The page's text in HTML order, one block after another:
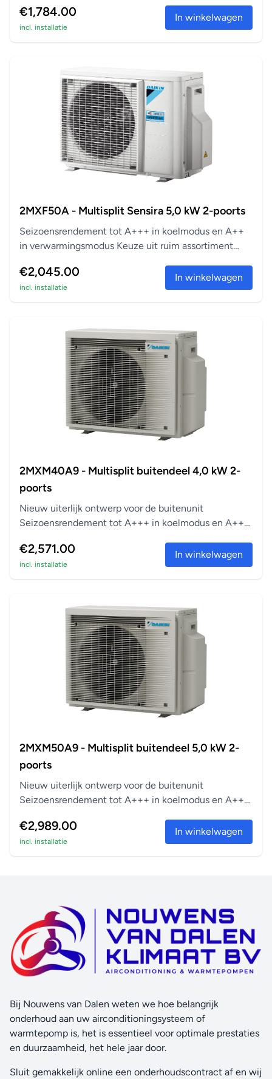
€1,784.00
incl. installatie
In winkelwagen
2MXF50A - Multisplit Sensira 5,0 kW 2-poorts
Seizoensrendement tot A+++ in koelmodus en A++
in verwarmingsmodus Keuze uit ruim assortiment
€2,045.00
incl. installatie
In winkelwagen
2MXM40A9 - Multisplit buitendeel 4,0 kW 2-
poorts
Nieuw uiterlijk ontwerp voor de buitenunit
Seizoensrendement tot A+++ in koelmodus en A++
€2,571.00
incl. installatie
In winkelwagen
2MXM50A9 - Multisplit buitendeel 5,0 kW 2-
poorts
Nieuw uiterlijk ontwerp voor de buitenunit
Seizoensrendement tot A+++ in koelmodus en A++
€2,989.00
incl. installatie
In winkelwagen
Bij Nouwens van Dalen weten we hoe belangrijk
onderhoud aan uw airconditioningsysteem of
warmtepomp is, het is essentieel voor optimale prestaties
en duurzaamheid, het hele jaar door.
Sluit gemakkelijk online een onderhoudscontract af en wij